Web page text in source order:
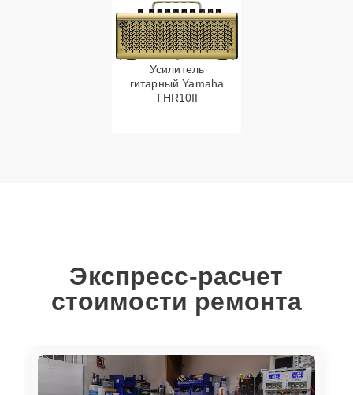
Усилитель
гитарный Yamaha
THR10II
Экспресс-расчет
стоимости ремонта